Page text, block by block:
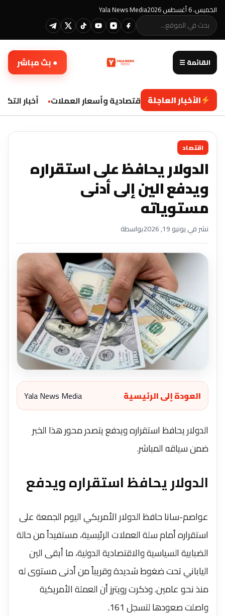
الخميس، 6 أغسطس 2026 Yala News Media
القائمة ☰ ● بث مباشر
الأخبار العاجلة
تحديثات اقتصادية وأسعار العملات أخبار
اقتصاد
الدولار يحافظ على استقراره
ويدفع الين إلى أدنى
مستوياته
نشر في يونيو 19, 2026 بواسطة
العودة إلى الرئيسية Yala News Media
الدولار يحافظ استقراره ويدفع يتصدر محور هذا الخبر
ضمن سياقه المباشر.
الدولار يحافظ استقراره ويدفع
عواصم-سانا حافظ الدولار الأمريكي اليوم الجمعة على
استقراره أمام سلة العملات الرئيسية، مستفيداً من حالة
الضبابية السياسية والاقتصادية الدولية، ما أبقى الين
الياباني تحت ضغوط شديدة وقريباً من أدنى مستوى له
منذ نحو عامين. وذكرت رويترز أن العملة الأمريكية
واصلت صعودها لتسجل 161.